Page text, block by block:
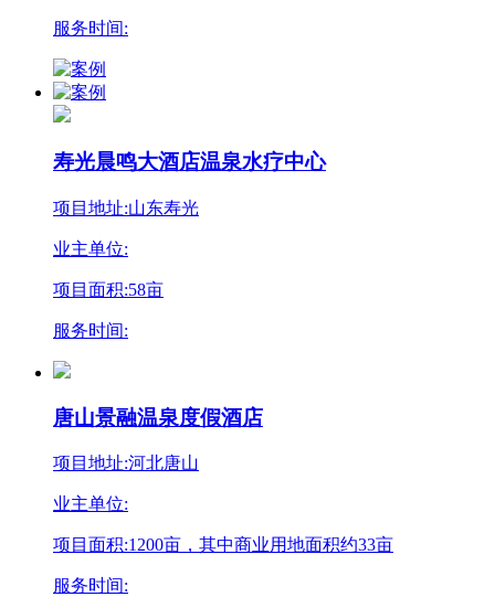
服务时间:
寿光晨鸣大酒店温泉水疗中心
项目地址:山东寿光
业主单位:
项目面积:58亩
服务时间:
唐山景融温泉度假酒店
项目地址:河北唐山
业主单位:
项目面积:1200亩，其中商业用地面积约33亩
服务时间: